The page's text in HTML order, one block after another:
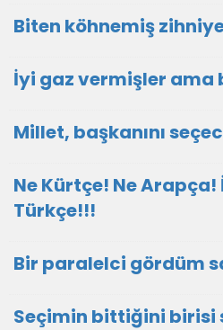
Biten köhnemiş
İyi gaz vermişler ama
Millet, başkanını
Ne Kürtçe! Ne
Türkçe!!!
Bir paralelci gördüm
Seçimin bittiğini birisi